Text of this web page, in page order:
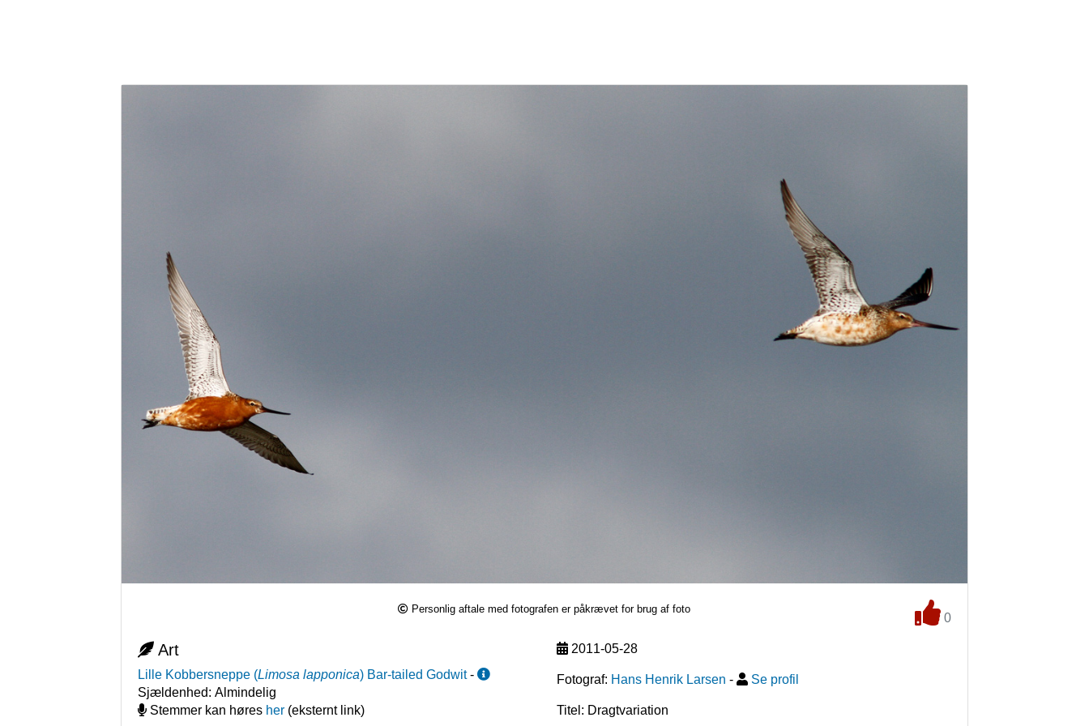
Personlig aftale med fotografen er påkrævet for brug af foto
0
Art
Lille Kobbersneppe (Limosa lapponica) Bar-tailed Godwit -
Sjældenhed:Almindelig
Stemmer kan høres her (eksternt link)
2011-05-28
Fotograf: Hans Henrik Larsen - Se profil
Titel: Dragtvariation